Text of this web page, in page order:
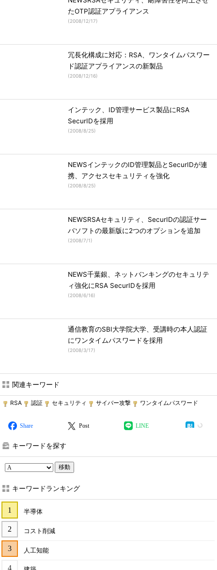
たOTP認証アプライアンス
(2008/12/17)
冗長化構成に対応：RSA、ワンタイムパスワー
ド認証アプライアンスの新製品
(2008/12/16)
インテック、ID管理サービス製品にRSA
SecurIDを採用
(2008/8/25)
NEWSインテックのID管理製品とSecurIDが連
携、アクセスセキュリティを強化
(2008/8/25)
NEWSRSAセキュリティ、SecurIDの認証サー
バソフトの最新版に2つのオプションを追加
(2008/7/1)
NEWS千葉銀、ネットバンキングのセキュリテ
ィ強化にRSA SecurIDを採用
(2008/6/16)
通信教育のSBI大学院大学、受講時の本人認証
にワンタイムパスワードを採用
(2008/3/17)
関連キーワード
RSA 認証 セキュリティ サイバー攻撃 ワンタイムパスワード
Share Post LINE
キーワードを探す
移動
キーワードランキング
半導体
コスト削減
人工知能